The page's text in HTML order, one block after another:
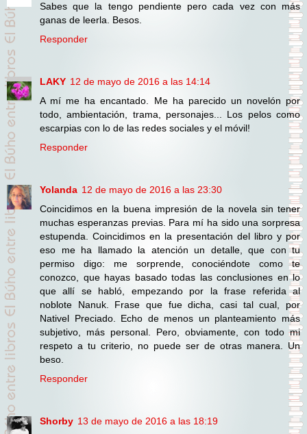
Sabes que la tengo pendiente pero cada vez con más
ganas de leerla. Besos.
Responder
LAKY 12 de mayo de 2016 a las 14:14
A mí me ha encantado. Me ha parecido un novelón por
todo, ambientación, trama, personajes... Los pelos como
escarpias con lo de las redes sociales y el móvil!
Responder
Yolanda 12 de mayo de 2016 a las 23:30
Coincidimos en la buena impresión de la novela sin tener
muchas esperanzas previas. Para mí ha sido una sorpresa
estupenda. Coincidimos en la presentación del libro y por
eso me ha llamado la atención un detalle, que con tu
permiso digo: me sorprende, conociéndote como te
conozco, que hayas basado todas las conclusiones en lo
que allí se habló, empezando por la frase referida al
noblote Nanuk. Frase que fue dicha, casi tal cual, por
Nativel Preciado. Echo de menos un planteamiento más
subjetivo, más personal. Pero, obviamente, con todo mi
respeto a tu criterio, no puede ser de otras manera. Un
beso.
Responder
Shorby 13 de mayo de 2016 a las 18:19